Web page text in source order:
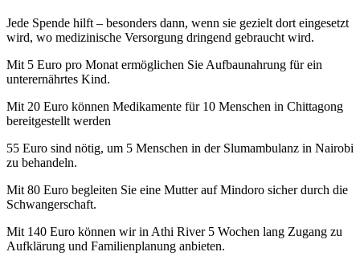
Jede Spende hilft – besonders dann, wenn sie gezielt dort eingesetzt
wird, wo medizinische Versorgung dringend gebraucht wird.
Mit 5 Euro pro Monat ermöglichen Sie Aufbau­nahrung für ein
unterernährtes Kind.
Mit 20 Euro können Medikamente für 10 Menschen in Chittagong
bereitgestellt werden
55 Euro sind nötig, um 5 Menschen in der Slum­ambu­lanz in Nairobi
zu behan­deln.
Mit 80 Euro beglei­ten Sie eine Mutter auf Mindoro sicher durch die
Schwanger­­schaft.
Mit 140 Euro können wir in Athi River 5 Wochen lang Zugang zu
Auf­­klä­rung und Familien­­planung an­bieten.